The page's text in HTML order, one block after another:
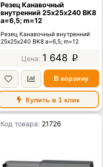
Резец Канавочный
внутренний 25х25х240 ВК8
а=6,5; m=12
Резец Канавочный внутренний
25х25х240 ВК8 а=6,5; m=12
1 648 p
В корзину
Купить в 1 клик
Код товара: 21726